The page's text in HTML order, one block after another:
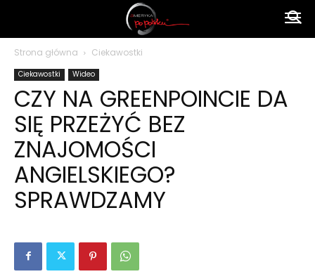
polsku
Strona główna Ciekawostki
Ciekawostki Wideo
CZY NA GREENPOINCIE DA
SIĘ PRZEŻYĆ BEZ
ZNAJOMOŚCI
ANGIELSKIEGO?
SPRAWDZAMY